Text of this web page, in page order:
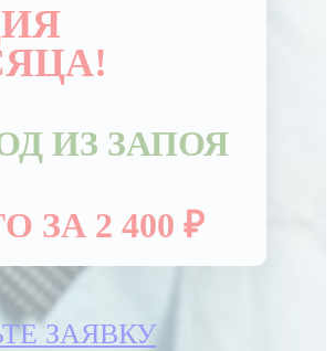
ИЗ ЗАПОЯ
ЗА 2 400 ₽
ЗАЯВКУ